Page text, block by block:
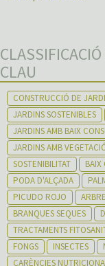
CLAU
CONSTRUCCIÓ DE
JARDINS SOSTENIBLES
JARDINS AMB BAIX
JARDINS AMB
SOSTENIBILITAT
BAIX
PODA D'ALÇADA
PICUDO ROJO
BRANQUES SEQUES
TRACTAMENTS
FONGS
INSECTES
CARÈNCIES